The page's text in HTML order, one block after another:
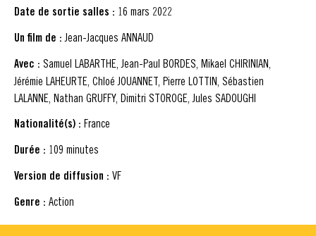
Date de sortie salles : 16 mars 2022
Un film de : Jean-Jacques ANNAUD
Avec : Samuel LABARTHE, Jean-Paul BORDES, Mikael CHIRINIAN,
Jérémie LAHEURTE, Chloé JOUANNET, Pierre LOTTIN, Sébastien
LALANNE, Nathan GRUFFY, Dimitri STOROGE, Jules SADOUGHI
Nationalité(s) : France
Durée : 109 minutes
Version de diffusion : VF
Genre : Action